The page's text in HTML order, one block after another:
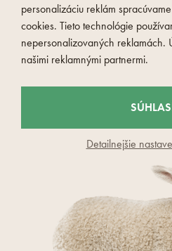
4.8 (5)
Cena s kódom: EXTRA
personalizáciu reklám
cookies. Tieto technológie
nepersonalizovaných reklamách.
našimi reklamnými partnermi.
Detailnejšie